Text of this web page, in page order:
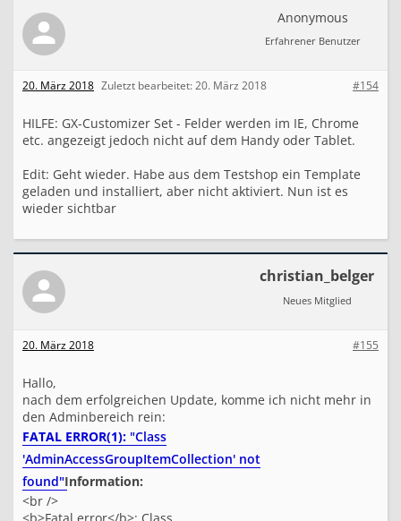
Anonymous
Erfahrener Benutzer
#154
20. März 2018 Zuletzt bearbeitet:20. März 2018
HILFE: GX-Customizer Set - Felder werden im IE, Chrome
etc. angezeigt jedoch nicht auf dem Handy oder Tablet.
Edit: Geht wieder. Habe aus dem Testshop ein Template
geladen und installiert, aber nicht aktiviert. Nun ist es
wieder sichtbar
christian_belger
Neues Mitglied
#155
20. März 2018
Hallo,
nach dem erfolgreichen Update, komme ich nicht mehr in
den Adminbereich rein:
FATAL ERROR(1): "Class
'AdminAccessGroupItemCollection' not
found"Information:
<br />